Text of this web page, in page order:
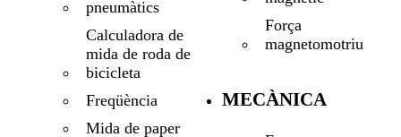
pneumàtics
Calculadora de
mida de roda de
bicicleta
Freqüència
Mida de paper
Força
magnetomotriu
MECÀNICA